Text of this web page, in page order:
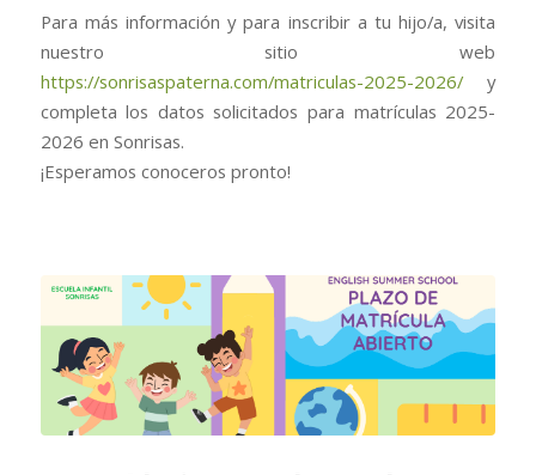
Para más información y para inscribir a tu hijo/a, visita
nuestro sitio web
https://sonrisaspaterna.com/matriculas-2025-2026/y
completa los datos solicitados para matrículas 2025-
2026 en Sonrisas.
¡Esperamos conoceros pronto!